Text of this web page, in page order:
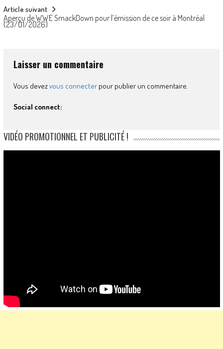
Article suivant
Aperçu de WWE SmackDown pour l’émission de ce soir à Montréal
(23/01/2026)
Laisser un commentaire
Vous devezvous connecterpour publier un commentaire.
Social connect:
VIDÉO PROMOTIONNEL ET PUBLICITÉ !